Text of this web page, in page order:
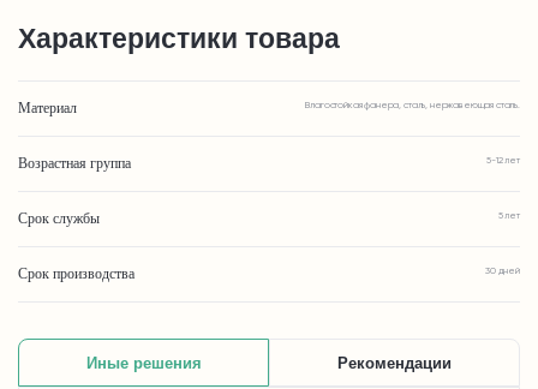
Характеристики товара
Материал Влагостойкая фанера, сталь, нержавеющая сталь.
Возрастная группа 5-12 лет
Срок службы 5 лет
Срок производства 30 дней
Иные решения Рекомендации